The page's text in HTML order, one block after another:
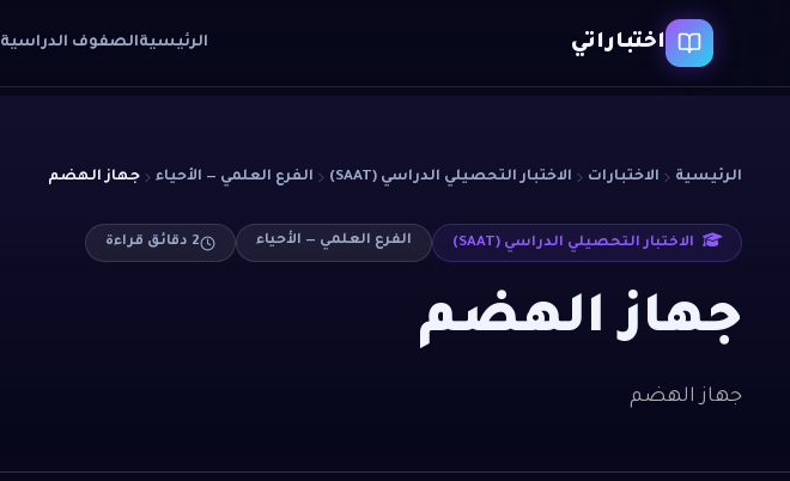
اختباراتي الرئيسيةالصفوف الدراسية
الرئيسية الاختبارات الاختبار التحصيلي الدراسي (SAAT) الفرع العلمي — الأحياء جهاز الهضم
الاختبار التحصيلي الدراسي (SAAT) الفرع العلمي — الأحياء 2 دقائق قراءة
جهاز الهضم
جهاز الهضم